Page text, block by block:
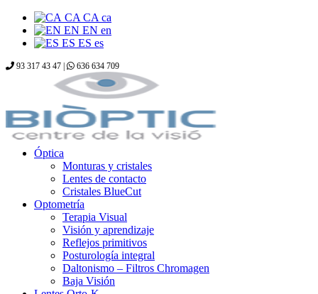
CA CA ca
EN EN en
ES ES es
93 317 43 47 | 636 634 709
Óptica
Monturas y cristales
Lentes de contacto
Cristales BlueCut
Optometría
Terapia Visual
Visión y aprendizaje
Reflejos primitivos
Posturología integral
Daltonismo – Filtros Chromagen
Baja Visión